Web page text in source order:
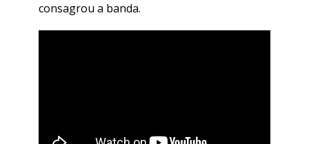
consagrou a banda.